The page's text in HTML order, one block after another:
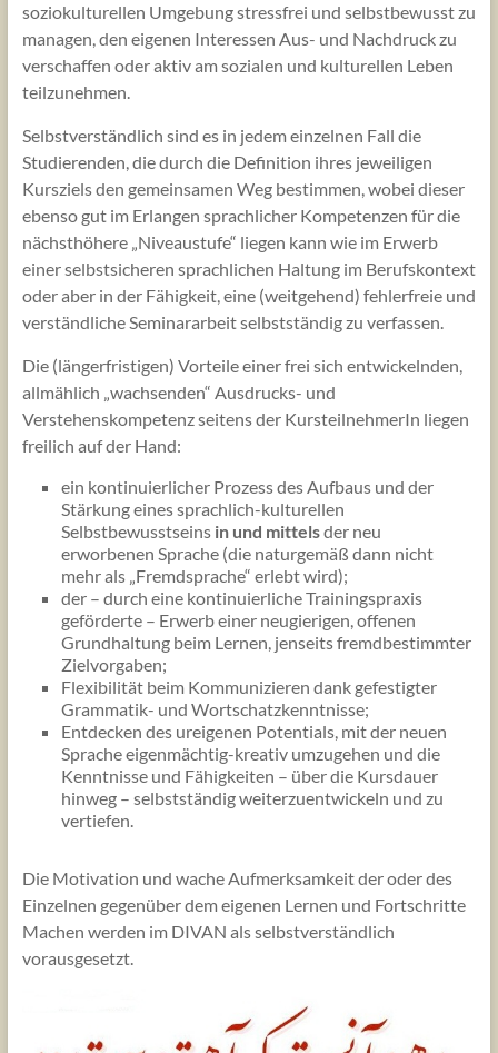
soziokulturellen Umgebung stressfrei und selbstbewusst zu
managen, den eigenen Interessen Aus- und Nachdruck zu
verschaffen oder aktiv am sozialen und kulturellen Leben
teilzunehmen.
Selbstverständlich sind es in jedem einzelnen Fall die
Studierenden, die durch die Definition ihres jeweiligen
Kursziels den gemeinsamen Weg bestimmen, wobei dieser
ebenso gut im Erlangen sprachlicher Kompetenzen für die
nächsthöhere „Niveaustufe“ liegen kann wie im Erwerb
einer selbstsicheren sprachlichen Haltung im Berufskontext
oder aber in der Fähigkeit, eine (weitgehend) fehlerfreie und
verständliche Seminararbeit selbstständig zu verfassen.
Die (längerfristigen) Vorteile einer frei sich entwickelnden,
allmählich „wachsenden“ Ausdrucks- und
Verstehenskompetenz seitens der KursteilnehmerIn liegen
freilich auf der Hand:
ein kontinuierlicher Prozess des Aufbaus und der
Stärkung eines sprachlich-kulturellen
Selbstbewusstseins in und mittelsder neu
erworbenen Sprache (die naturgemäß dann nicht
mehr als „Fremdsprache“ erlebt wird);
der – durch eine kontinuierliche Trainingspraxis
geförderte – Erwerb einer neugierigen, offenen
Grundhaltung beim Lernen, jenseits fremdbestimmter
Zielvorgaben;
Flexibilität beim Kommunizieren dank gefestigter
Grammatik- und Wortschatzkenntnisse;
Entdecken des ureigenen Potentials, mit der neuen
Sprache eigenmächtig-kreativ umzugehen und die
Kenntnisse und Fähigkeiten – über die Kursdauer
hinweg – selbstständig weiterzuentwickeln und zu
vertiefen.
Die Motivation und wache Aufmerksamkeit der oder des
Einzelnen gegenüber dem eigenen Lernen und Fortschritte
Machen werden im DIVAN als selbstverständlich
vorausgesetzt.